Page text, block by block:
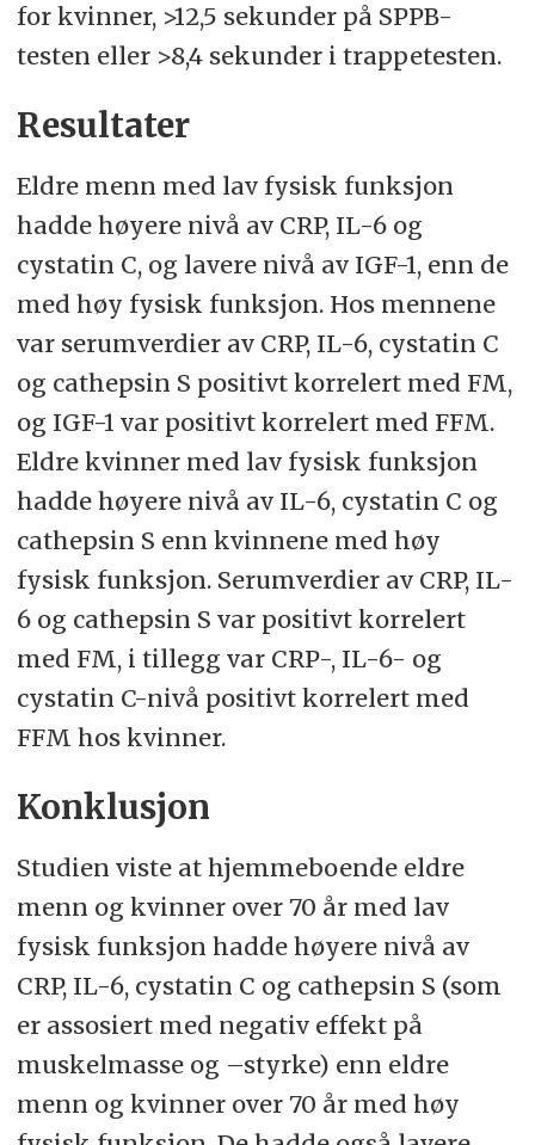
for kvinner, >12,5 sekunder på SPPB-
testen eller >8,4 sekunder i trappetesten.
Resultater
Eldre menn med lav fysisk funksjon
hadde høyere nivå av CRP, IL-6 og
cystatin C, og lavere nivå av IGF-1, enn de
med høy fysisk funksjon. Hos mennene
var serumverdier av CRP, IL-6, cystatin C
og cathepsin S positivt korrelert med FM,
og IGF-1 var positivt korrelert med FFM.
Eldre kvinner med lav fysisk funksjon
hadde høyere nivå av IL-6, cystatin C og
cathepsin S enn kvinnene med høy
fysisk funksjon. Serumverdier av CRP, IL-
6 og cathepsin S var positivt korrelert
med FM, i tillegg var CRP-, IL-6- og
cystatin C-nivå positivt korrelert med
FFM hos kvinner.
Konklusjon
Studien viste at hjemmeboende eldre
menn og kvinner over 70 år med lav
fysisk funksjon hadde høyere nivå av
CRP, IL-6, cystatin C og cathepsin S (som
er assosiert med negativ effekt på
muskelmasse og –styrke) enn eldre
menn og kvinner over 70 år med høy